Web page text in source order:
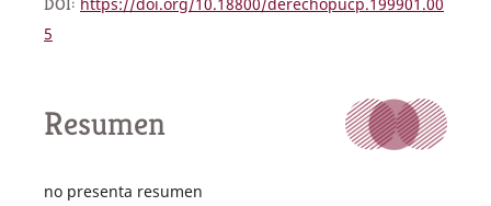
5
Resumen
no presenta resumen